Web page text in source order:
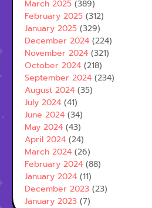
March 2025 (389)
February 2025 (312)
January 2025 (329)
December 2024 (224)
November 2024 (321)
October 2024 (218)
September 2024 (234)
August 2024 (35)
July 2024 (41)
June 2024 (34)
May 2024 (43)
April 2024 (24)
March 2024 (26)
February 2024 (88)
January 2024 (11)
December 2023 (23)
January 2023 (7)